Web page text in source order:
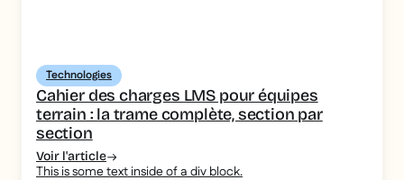
Technologies
Cahier des charges LMS pour équipes
terrain : la trame complète, section par
section
Voir l'article
This is some text inside of a div block.